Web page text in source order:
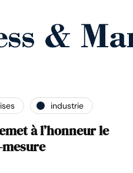
industrie
à l’honneur le